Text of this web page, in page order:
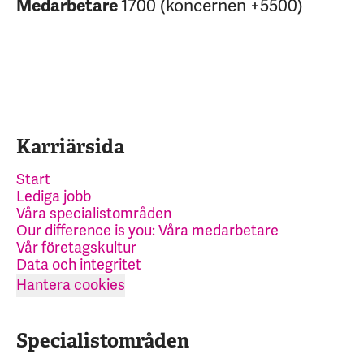
Medarbetare1700 (koncernen +5500)
Karriärsida
Start
Lediga jobb
Våra specialistområden
Our difference is you: Våra medarbetare
Vår företagskultur
Data och integritet
Hantera cookies
Specialistområden